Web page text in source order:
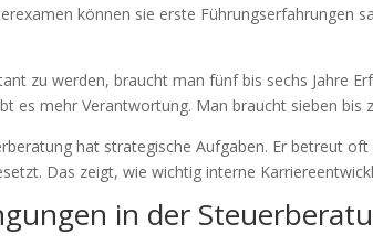
können sie erste Führungserfahrungen
zu werden, braucht man fünf bis sechs Jahre
es mehr Verantwortung. Man braucht sieben bis
hat strategische Aufgaben. Er betreut
Das zeigt, wie wichtig interne
in der